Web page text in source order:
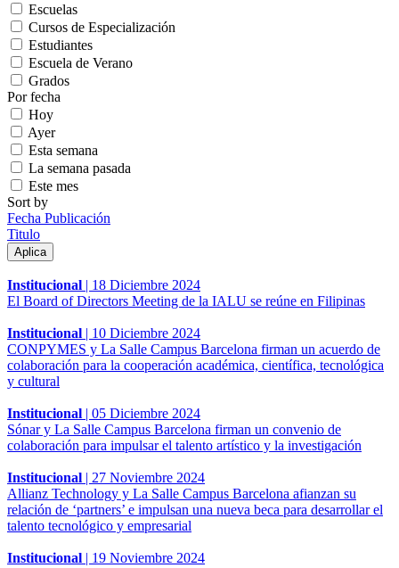
Escuelas
Cursos de Especialización
Estudiantes
Escuela de Verano
Grados
Por fecha
Hoy
Ayer
Esta semana
La semana pasada
Este mes
Sort by
Fecha Publicación
Titulo
Institucional | 18 Diciembre 2024
El Board of Directors Meeting de la IALU se reúne en Filipinas
Institucional | 10 Diciembre 2024
CONPYMES y La Salle Campus Barcelona firman un acuerdo de
colaboración para la cooperación académica, científica, tecnológica
y cultural
Institucional | 05 Diciembre 2024
Sónar y La Salle Campus Barcelona firman un convenio de
colaboración para impulsar el talento artístico y la investigación
Institucional | 27 Noviembre 2024
Allianz Technology y La Salle Campus Barcelona afianzan su
relación de ‘partners’ e impulsan una nueva beca para desarrollar el
talento tecnológico y empresarial
Institucional | 19 Noviembre 2024